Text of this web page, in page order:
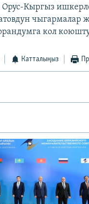
Кыргыз
чыгармалар
кол
Катталыңыз